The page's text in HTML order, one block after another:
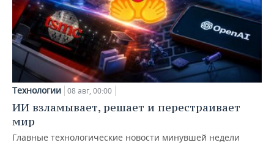
Технологии 08 авг, 00:00
ИИ взламывает, решает и перестраивает
мир
Главные технологические новости минувшей недели